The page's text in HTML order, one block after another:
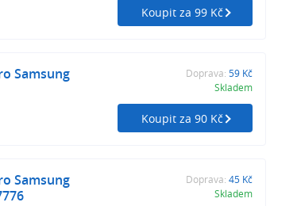
Koupit za 99 Kč
Samsung
Doprava: 59 Kč
Skladem
Koupit za 90 Kč
Samsung
Doprava: 45 Kč
Skladem